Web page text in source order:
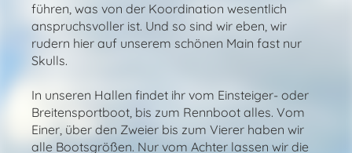
führen, was von der Koordination wesentlich
anspruchsvoller ist. Und so sind wir eben, wir
rudern hier auf unserem schönen Main fast nur
Skulls.
In unseren Hallen findet ihr vom Einsteiger- oder
Breitensportboot, bis zum Rennboot alles. Vom
Einer, über den Zweier bis zum Vierer haben wir
alle Bootsgrößen. Nur vom Achter lassen wir die